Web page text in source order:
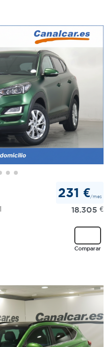
231 €/mes
18.305 €
Comparar